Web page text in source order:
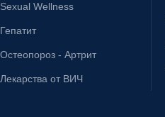
Sexual Wellness
Гепатит
Остеопороз - Артрит
Лекарства от ВИЧ